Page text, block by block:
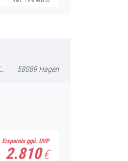
58089 Hagen
Ersparnis ggü. UVP
2.810 €